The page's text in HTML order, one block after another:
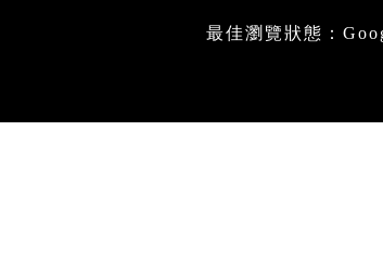
最佳瀏覽狀態：